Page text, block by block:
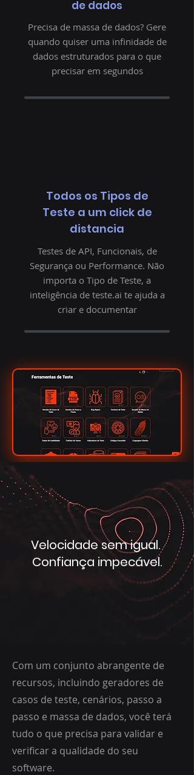
de dados
Precisa de massa de dados? Gere
quando quiser uma infinidade de
dados estruturados para o que
precisar em segundos
Todos os Tipos de
Teste a um click de
distancia
Testes de API, Funcionais, de
Segurança ou Performance. Não
importa o Tipo de Teste, a
inteligência de teste.ai te ajuda a
criar e documentar
Velocidade sem igual.
Confiança impecável.
Com um conjunto abrangente de
recursos, incluindo geradores de
casos de teste, cenários, passo a
passo e massa de dados, você terá
tudo o que precisa para validar e
verificar a qualidade do seu
software.